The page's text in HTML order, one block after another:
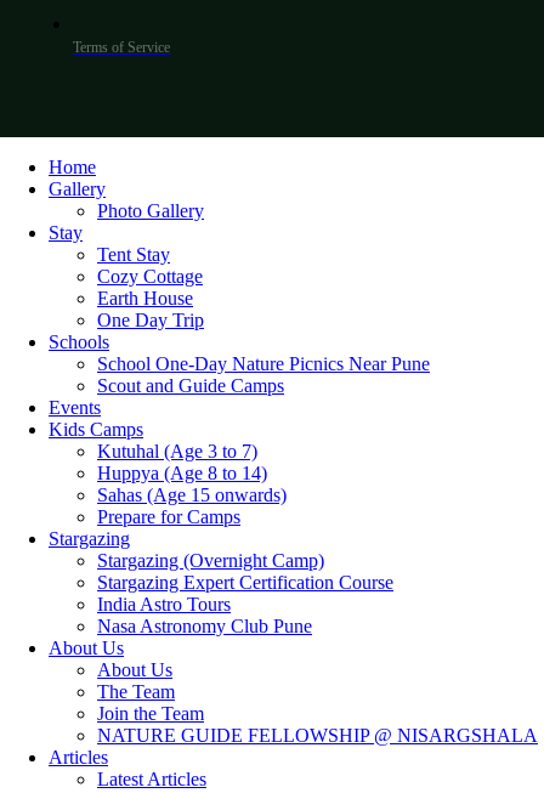
Terms of Service
Home
Gallery
Photo Gallery
Stay
Tent Stay
Cozy Cottage
Earth House
One Day Trip
Schools
School One-Day Nature Picnics Near Pune
Scout and Guide Camps
Events
Kids Camps
Kutuhal (Age 3 to 7)
Huppya (Age 8 to 14)
Sahas (Age 15 onwards)
Prepare for Camps
Stargazing
Stargazing (Overnight Camp)
Stargazing Expert Certification Course
India Astro Tours
Nasa Astronomy Club Pune
About Us
About Us
The Team
Join the Team
NATURE GUIDE FELLOWSHIP @ NISARGSHALA
Articles
Latest Articles